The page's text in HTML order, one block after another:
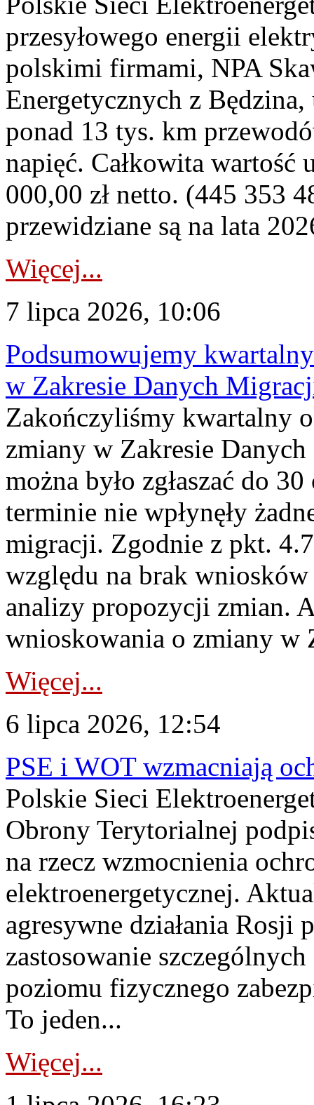
przesyłowego energii
polskimi firmami, NPA
Energetycznych z
ponad 13 tys. km
napięć. Całkowita
000,00 zł netto. (445 353
przewidziane są na lata
Więcej...
7 lipca 2026, 10:06
Podsumowujemy
w Zakresie Danych
Zakończyliśmy kwartalny
zmiany w Zakresie
można było zgłaszać do
terminie nie wpłynęły
migracji. Zgodnie z pkt.
względu na brak
analizy propozycji zmian.
wnioskowania o zmiany w
Więcej...
6 lipca 2026, 12:54
PSE i WOT wzmacniają
Polskie Sieci
Obrony Terytorialnej
na rzecz wzmocnienia
elektroenergetycznej.
agresywne działania Rosji
zastosowanie
poziomu fizycznego
To jeden...
Więcej...